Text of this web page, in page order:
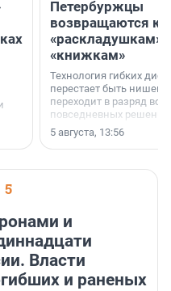
Петербуржцы
возвращаются к
«раскладушкам»
«книжкам»
Технология гибких
перестает быть
переходит в разряд
повседневных
5 августа, 13:56
и
Власти
и раненых